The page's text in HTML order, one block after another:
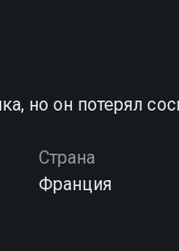
но он потерял
Страна
Франция